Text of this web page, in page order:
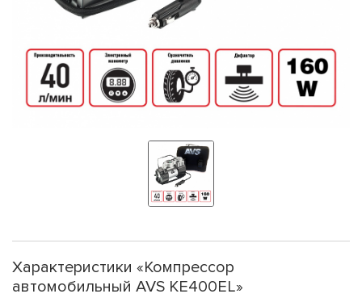
Характеристики «Компрессор
автомобильный AVS KE400EL»